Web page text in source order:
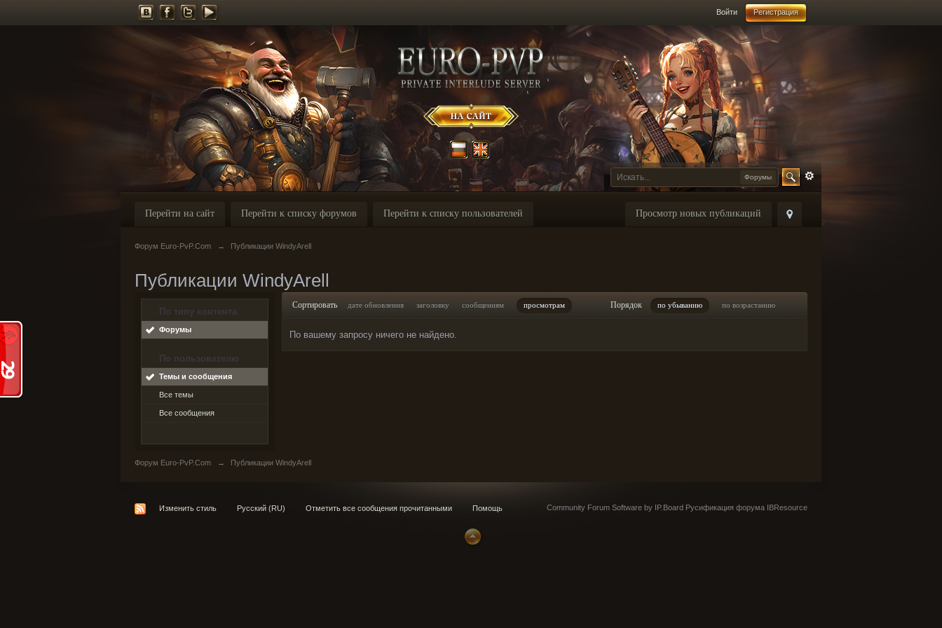
Войти Регистрация
Форумы
Просмотр новых публикаций
Перейти на сайт Перейти к списку форумов Перейти к списку пользователей
Форум Euro-PvP.Com → Публикации WindyArell
Публикации WindyArell
По типу контента
Форумы
По пользователю
Темы и сообщения
Все темы
Все сообщения
Сортировать дате обновления заголовку сообщениям просмотрам Порядок по убыванию по возрастанию
По вашему запросу ничего не найдено.
Форум Euro-PvP.Com → Публикации WindyArell
Изменить стиль Русский (RU) Отметить все сообщения прочитанными Помощь Community Forum Software by IP.Board Русификация форума IBResource